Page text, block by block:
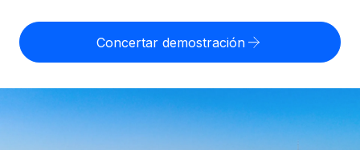
cumpliendo la normativa.
Integra y gestiona a autónomos globalmente.
Comparador de Remote
Compáranos con otras empresas.
ETAPAS DE CRECIMIENTO
cualquier país.
Descubre opciones de divisas y tiempos de pago para
English
Nederlands
Français
Concertar demostración